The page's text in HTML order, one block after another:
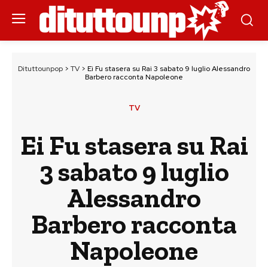
Dituttounpop > TV > Ei Fu stasera su Rai 3 sabato 9 luglio Alessandro
Barbero racconta Napoleone
TV
Ei Fu stasera su Rai
3 sabato 9 luglio
Alessandro
Barbero racconta
Napoleone